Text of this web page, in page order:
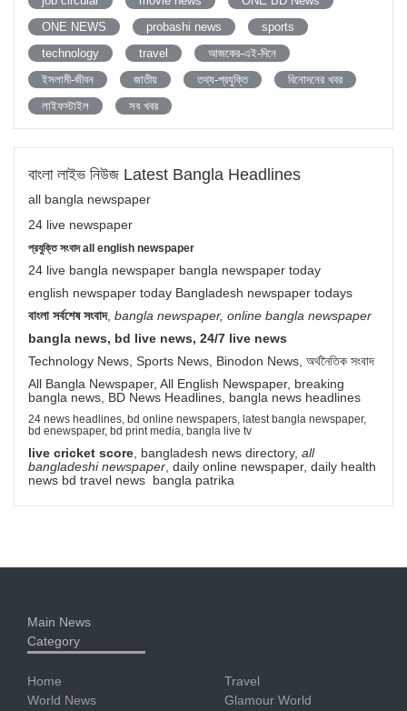
ONE NEWS
probashi news
sports
technology
travel
আজকের-এই-দিনে
ইসলামী-জীবন
জাতীয় তথ্য-প্রযুক্তি
বিনোদনের খবর
লাইফস্টাইল
সব খবর
বাংলা লাইভ নিউজ Latest Bangla Headlines
all bangla newspaper
24 live newspaper
প্রযুক্তি সংবাদ all english newspaper
24 live bangla newspaper bangla newspaper today
english newspaper today Bangladesh newspaper todays
বাংলা সর্বশেষ সংবাদ, bangla newspaper, online bangla newspaper
bangla news, bd live news, 24/7 live news
Technology News, Sports News, Binodon News, অর্থনৈতিক সংবাদ
All Bangla Newspaper, All English Newspaper, breaking
bangla news, BD News Headlines, bangla news headlines
24 news headlines, bd online newspapers, latest bangla newspaper,
bd enewspaper, bd print media, bangla live tv
live cricket score , bangladesh news directory, all
bangladeshi newspaper , daily online newspaper, daily health
news bd travel news bangla patrika
Main News
Category
Home
World News
Travel
Glamour World